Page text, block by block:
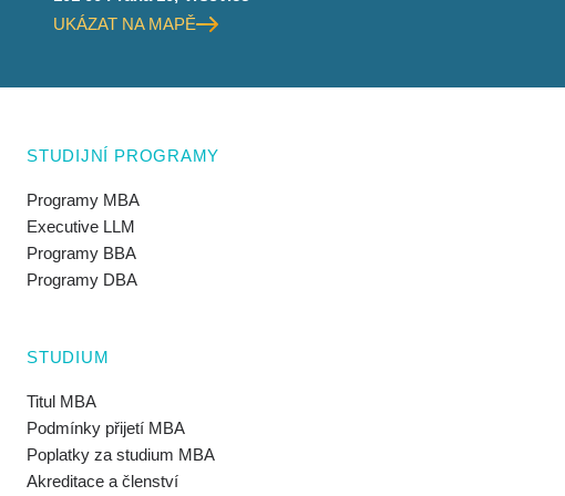
UKÁZAT NA MAPĚ
STUDIJNÍ PROGRAMY
Programy MBA
Executive LLM
Programy BBA
Programy DBA
STUDIUM
Titul MBA
Podmínky přijetí MBA
Poplatky za studium MBA
Akreditace a členství